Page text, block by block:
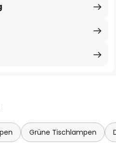
Grüne Tischlampen